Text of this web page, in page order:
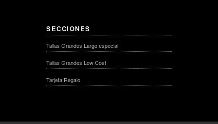
SECCIONES
Tallas Grandes Largo especial
Tallas Grandes Low Cost
Tarjeta Regalo